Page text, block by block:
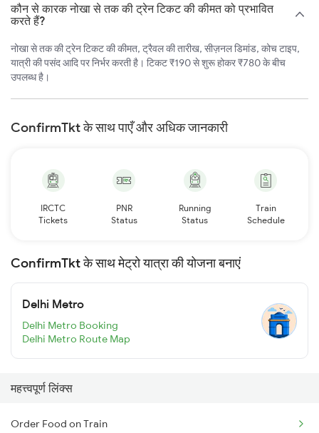
कौन से कारक नोखा से तक की ट्रेन टिकट की कीमत को प्रभावित
करते हैं?
नोखा से तक की ट्रेन टिकट की कीमत, ट्रैवल की तारीख, सीज़नल डिमांड, कोच टाइप,
यात्री की पसंद आदि पर निर्भर करती है। टिकट ₹190 से शुरू होकर ₹780 के बीच
उपलब्ध है।
ConfirmTkt के साथ पाएँ और अधिक जानकारी
IRCTC
Tickets
PNR
Status
Running
Status
Train
Schedule
ConfirmTkt के साथ मेट्रो यात्रा की योजना बनाएं
Delhi Metro
Delhi Metro Booking
Delhi Metro Route Map
महत्त्वपूर्ण लिंक्स
Order Food on Train